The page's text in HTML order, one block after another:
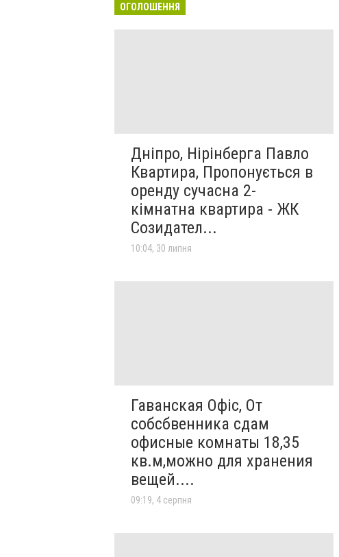
ОГОЛОШЕННЯ
Дніпро, Нірінберга Павло
Квартира, Пропонується в
оренду сучасна 2-
кімнатна квартира - ЖК
Созидател...
10:04, 30 липня
Гаванская Офіс, От
собсбвенника сдам
офисные комнаты 18,35
кв.м,можно для хранения
вещей....
09:19, 4 серпня